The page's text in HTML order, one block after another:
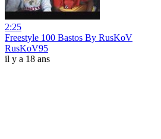
2:25
Freestyle 100 Bastos By RusKoV
RusKoV95
il y a 18 ans